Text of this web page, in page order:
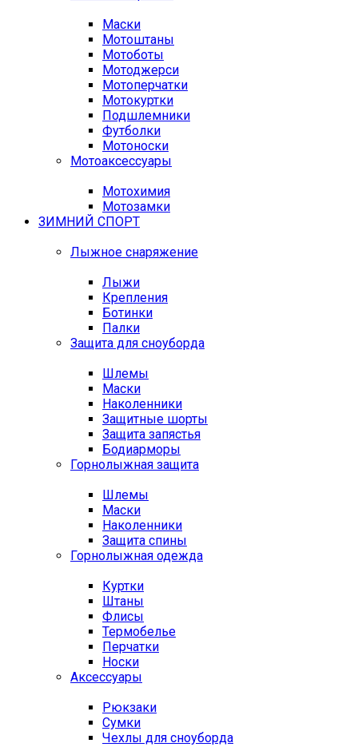
Маски
Мотоштаны
Мотоботы
Мотоджерси
Мотоперчатки
Мотокуртки
Подшлемники
Футболки
Мотоноски
Мотоаксессуары
Мотохимия
Мотозамки
ЗИМНИЙ СПОРТ
Лыжное снаряжение
Лыжи
Крепления
Ботинки
Палки
Защита для сноуборда
Шлемы
Маски
Наколенники
Защитные шорты
Защита запястья
Бодиарморы
Горнолыжная защита
Шлемы
Маски
Наколенники
Защита спины
Горнолыжная одежда
Куртки
Штаны
Флисы
Термобелье
Перчатки
Носки
Аксессуары
Рюкзаки
Сумки
Чехлы для сноуборда